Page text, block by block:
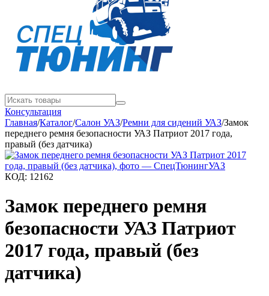
Консультация
Главная/Каталог/Салон УАЗ/Ремни для сидений УАЗ/Замок
переднего ремня безопасности УАЗ Патриот 2017 года,
правый (без датчика)
КОД: 12162
Замок переднего ремня
безопасности УАЗ Патриот
2017 года, правый (без
датчика)